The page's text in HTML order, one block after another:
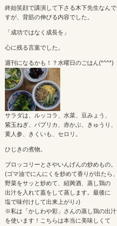
終始笑顔で講演して下さる木下先生なんで
すが、背筋の伸びる内容でした。
「成功ではなく成長を」
心に残る言葉でした。
週刊になるかも！？水曜日のごはん(*^^*)
サラダは、ルッコラ、水菜、豆みょう、
紫玉ねぎ、パプリカ、赤かぶ、きゅうり、
黄人参、きくいも、セロリ。
ひじきの煮物。
ブロッコリーとさやいんげんの炒めもの。
(ゴマ油でにんにくを炒めて香りが出たら、
野菜をサッと炒めて、紹興酒、蒸し鶏の
出汁を入れて蓋をして蒸します。最後に
塩で味付けして出来上がり♪)
※私は「かしわや彩」さんの蒸し鶏の出汁
を使います！こちらは本当に美味しくて